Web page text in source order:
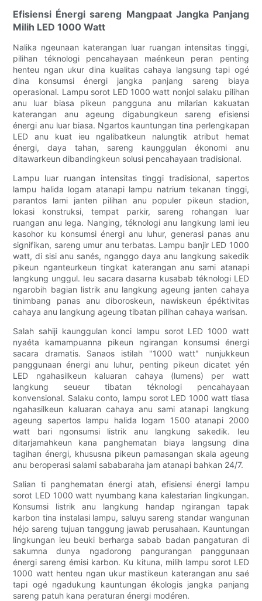
Efisiensi Énergi sareng Mangpaat Jangka Panjang
Milih LED 1000 Watt
Nalika ngeunaan katerangan luar ruangan intensitas tinggi,
pilihan téknologi pencahayaan maénkeun peran penting
henteu ngan ukur dina kualitas cahaya langsung tapi ogé
dina konsumsi énergi jangka panjang sareng biaya
operasional. Lampu sorot LED 1000 watt nonjol salaku pilihan
anu luar biasa pikeun pangguna anu milarian kakuatan
katerangan anu ageung digabungkeun sareng efisiensi
énergi anu luar biasa. Ngartos kauntungan tina perlengkapan
LED anu kuat ieu ngalibatkeun nalungtik atribut hemat
énergi, daya tahan, sareng kaunggulan ékonomi anu
ditawarkeun dibandingkeun solusi pencahayaan tradisional.
Lampu luar ruangan intensitas tinggi tradisional, sapertos
lampu halida logam atanapi lampu natrium tekanan tinggi,
parantos lami janten pilihan anu populer pikeun stadion,
lokasi konstruksi, tempat parkir, sareng rohangan luar
ruangan anu lega. Nanging, téknologi anu langkung lami ieu
kasohor ku konsumsi énergi anu luhur, generasi panas anu
signifikan, sareng umur anu terbatas. Lampu banjir LED 1000
watt, di sisi anu sanés, nganggo daya anu langkung sakedik
pikeun nganteurkeun tingkat katerangan anu sami atanapi
langkung unggul. Ieu sacara dasarna kusabab téknologi LED
ngarobih bagian listrik anu langkung ageung janten cahaya
tinimbang panas anu diboroskeun, nawiskeun épéktivitas
cahaya anu langkung ageung tibatan pilihan cahaya warisan.
Salah sahiji kaunggulan konci lampu sorot LED 1000 watt
nyaéta kamampuanna pikeun ngirangan konsumsi énergi
sacara dramatis. Sanaos istilah "1000 watt" nunjukkeun
panggunaan énergi anu luhur, penting pikeun dicatet yén
LED ngahasilkeun kaluaran cahaya (lumens) per watt
langkung seueur tibatan téknologi pencahayaan
konvensional. Salaku conto, lampu sorot LED 1000 watt tiasa
ngahasilkeun kaluaran cahaya anu sami atanapi langkung
ageung sapertos lampu halida logam 1500 atanapi 2000
watt bari ngonsumsi listrik anu langkung sakedik. Ieu
ditarjamahkeun kana panghematan biaya langsung dina
tagihan énergi, khususna pikeun pamasangan skala ageung
anu beroperasi salami sababaraha jam atanapi bahkan 24/7.
Salian ti panghematan énergi atah, efisiensi énergi lampu
sorot LED 1000 watt nyumbang kana kalestarian lingkungan.
Konsumsi listrik anu langkung handap ngirangan tapak
karbon tina instalasi lampu, saluyu sareng standar wangunan
héjo sareng tujuan tanggung jawab perusahaan. Kauntungan
lingkungan ieu beuki berharga sabab badan pangaturan di
sakumna dunya ngadorong pangurangan panggunaan
énergi sareng émisi karbon. Ku kituna, milih lampu sorot LED
1000 watt henteu ngan ukur mastikeun katerangan anu saé
tapi ogé ngadukung kauntungan ékologis jangka panjang
sareng patuh kana peraturan énergi modéren.